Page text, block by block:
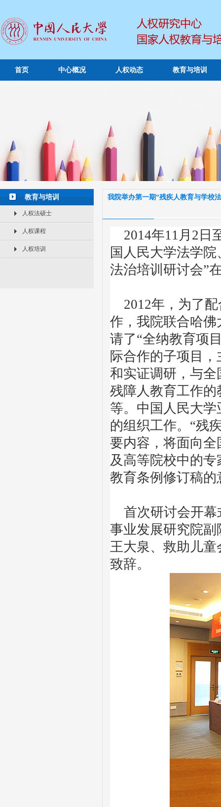
首页 中心概况 人权动态 教育与培训
教育与培训
人权法硕士
人权课程
人权培训
我院举办第一期“残疾人教育与学校
2014年11月2日
国人民大学法学
法治培训研讨会”
2012年，为了配
作，我院联合哈
请了“全纳教育项
际合作的子项目
和实证调研，与
残障人教育工作
等。中国人民大
的组织工作。“残
要内容，将面向
及高等院校中的
教育条例修订稿
首次研讨会开幕
事业发展研究院
王大泉、救助儿
致辞。